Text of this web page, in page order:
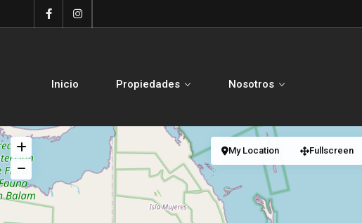
Inicio Propiedades Nosotros
My Location Fullscreen